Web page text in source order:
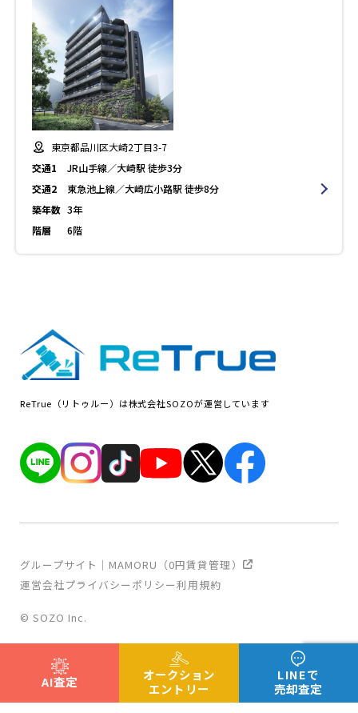
東京都品川区大崎2丁目3-7
交通1
JR山手線／大崎駅 徒歩3分
交通2
東急池上線／大崎広小路駅 徒歩8分
築年数 3年
階層
6階
AI査定
オークション
エントリー
LINEで
売却査定
ReTrue（リトゥルー）は株式会社SOZOが運営しています
運営会社プライバシーポリシー利用規約
グループサイト｜MAMORU（0円賃貸管理）
© SOZO Inc.